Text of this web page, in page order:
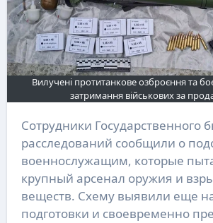
Вилучені протитанкове озброєння та
затримання військових за
Сотрудники Государственного бюро
расследований сообщили о
военнослужащим, которые
крупный арсенал оружия и
веществ. Схему выявили еще
подготовки и своевременно